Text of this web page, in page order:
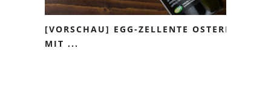
[VORSCHAU] EGG-ZELLENTE OSTERN
MIT ...